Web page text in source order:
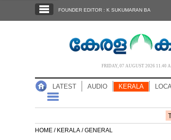
NOTIFIED NEWS
FOUNDER EDITOR : K SUKUMARAN BA
FRIDAY, 07 AUGUST 2026 11.40
LATEST AUDIO KERALA
HOME / KERALA /GENERAL